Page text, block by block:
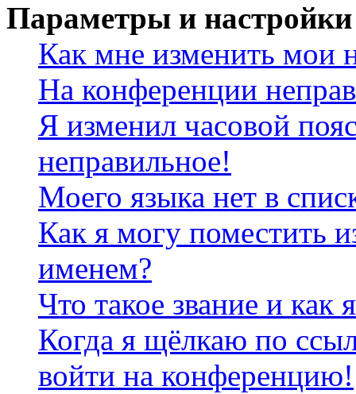
Параметры и настройки
Как мне изменить мои
На конференции
Я изменил часовой
неправильное!
Моего языка нет в
Как я могу поместить
именем?
Что такое звание и как
Когда я щёлкаю по
войти на конференцию!